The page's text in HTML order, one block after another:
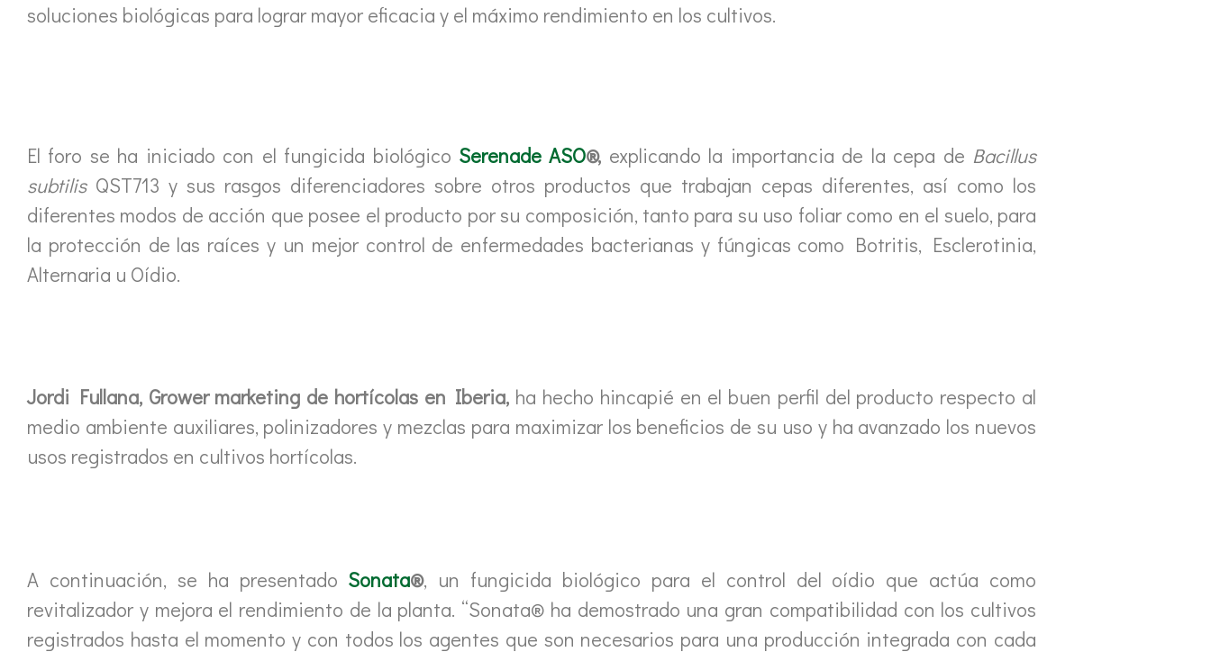
soluciones biológicas para lograr mayor eficacia y el máximo rendimiento en los cultivos.
El foro se ha iniciado con el fungicida biológico Serenade ASO®, explicando la importancia de la cepa de Bacillus
subtilisQST713 y sus rasgos diferenciadores sobre otros productos que trabajan cepas diferentes, así como los
diferentes modos de acción que posee el producto por su composición, tanto para su uso foliar como en el suelo, para
la protección de las raíces y un mejor control de enfermedades bacterianas y fúngicas como Botritis, Esclerotinia,
Alternaria u Oídio.
Jordi Fullana, Grower marketing de hortícolas en Iberia, ha hecho hincapié en el buen perfil del producto respecto al
medio ambiente auxiliares, polinizadores y mezclas para maximizar los beneficios de su uso y ha avanzado los nuevos
usos registrados en cultivos hortícolas.
A continuación, se ha presentado Sonata®, un fungicida biológico para el control del oídio que actúa como
revitalizador y mejora el rendimiento de la planta. “Sonata® ha demostrado una gran compatibilidad con los cultivos
registrados hasta el momento y con todos los agentes que son necesarios para una producción integrada con cada